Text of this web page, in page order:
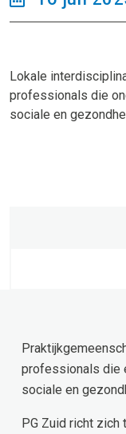
Lokale
professionals die
sociale en
professionals die
sociale en
PG Zuid richt